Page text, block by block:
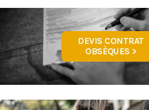
DEVIS CONTRAT
OBSÈQUES >